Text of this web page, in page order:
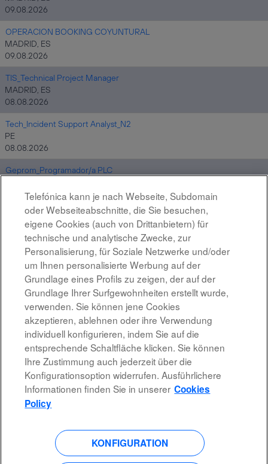
09.08.2026
OPERACION BOOKING COYUNTURAL
MADRID, ES
09.08.2026
TIS_Technical Project Manager
MADRID, ES
08.08.2026
Tech_Incident Support Analyst_N2
PE
08.08.2026
Geprom_Programador/a PLC
08.08.2026
Jefatura de Derivados Financieros
MADRID, ES
08.08.2026
Ergebnisse31 – 10
Rechtshinweis
Barrierefreiheit
i
W
i
W
i
Telefónica kann je nach Webseite, Subdomain
oder Webseiteabschnitte, die Sie besuchen,
eigene Cookies (auch von Drittanbietern) für
technische und analytische Zwecke, zur
Personalisierung, für Soziale Netzwerke und/oder
um Ihnen personalisierte Werbung auf der
Grundlage eines Profils zu zeigen, der auf der
Grundlage Ihrer Surfgewohnheiten erstellt wurde,
verwenden. Sie können jene Cookies
akzeptieren, ablehnen oder ihre Verwendung
individuell konfigurieren, indem Sie auf die
entsprechende Schaltfläche klicken. Sie können
Ihre Zustimmung auch jederzeit über die
Konfigurationsoption widerrufen. Ausführlichere
Informationen finden Sie in unserer Cookies
Policy
KONFIGURATION